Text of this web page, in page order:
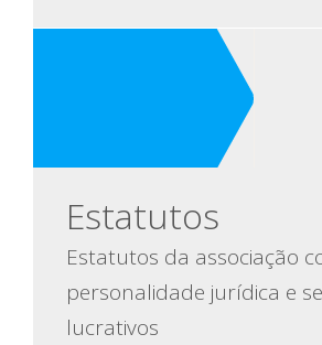
Estatutos
Estatutos da associação
personalidade jurídica e
lucrativos